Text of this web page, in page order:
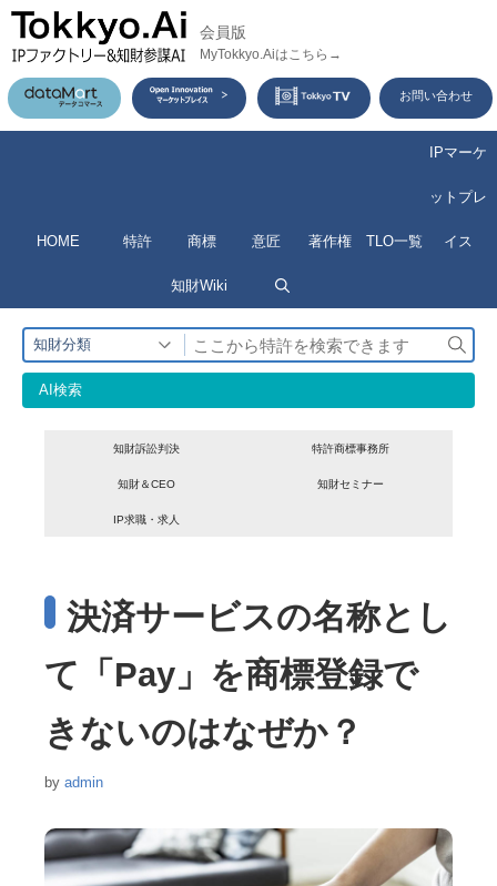
コ
ン
テ
ン
プ
会員版
MyTokkyo.Aiはこちら→
お問い合わせ
HOME 特許 商標 意匠 著作権 TLO一覧
IPマーケ
ットプレ
イス
知財Wiki
知財分類
検
索
AI検索
知財訴訟判決 特許商標事務所
知財＆CEO 知財セミナー
IP求職・求人
決済サービスの名称とし
て「Pay」を商標登録で
きないのはなぜか？
by admin